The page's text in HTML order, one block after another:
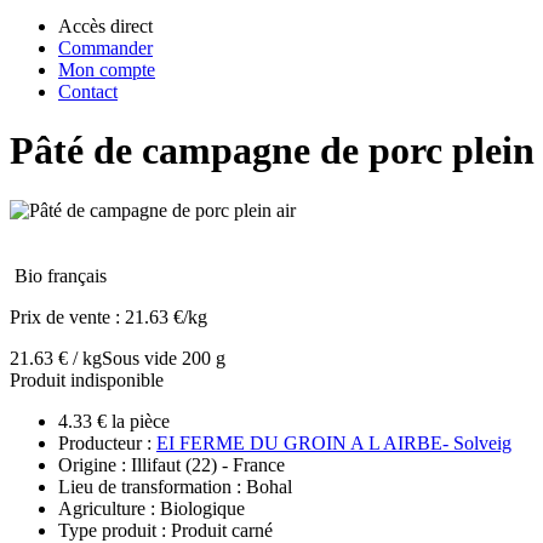
Accès direct
Commander
Mon compte
Contact
Pâté de campagne de porc
Bio français
Prix de vente : 21.63 €/kg
21.63 € / kgSous vide 200 g
Produit indisponible
4.33 € la pièce
Producteur : EI FERME DU GROIN A L AIRBE- Solveig
Origine : Illifaut (22) - France
Lieu de transformation : Bohal
Agriculture : Biologique
Type produit : Produit carné